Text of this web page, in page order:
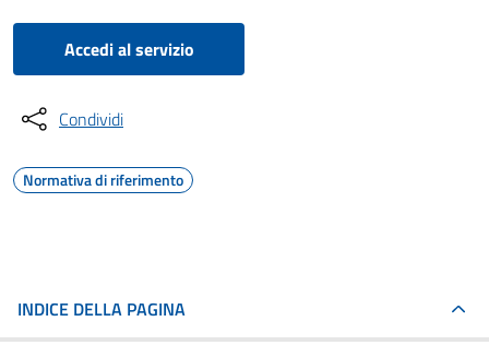
Accedi al servizio
Condividi
Normativa di riferimento
INDICE DELLA PAGINA